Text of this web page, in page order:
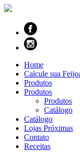
Home
Calcule sua
Produtos
Produtos
Produtos
Catálogo
Catálogo
Lojas Próximas
Contato
Receitas